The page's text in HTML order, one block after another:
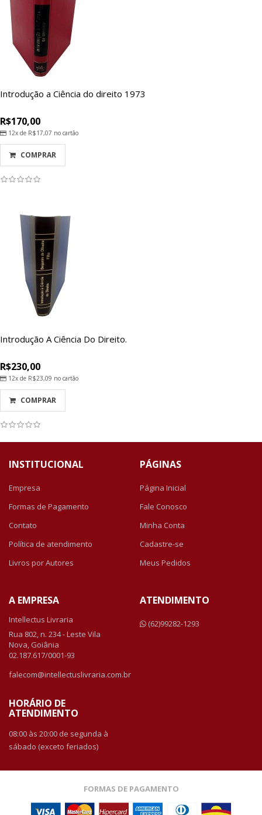
Introdução a Ciência do direito 1973
R$170,00
12x de R$17,07 no cartão
COMPRAR
Introdução A Ciência Do Direito.
R$230,00
12x de R$23,09 no cartão
COMPRAR
INSTITUCIONAL
Empresa
Formas de Pagamento
Contato
Política de atendimento
Livros por Autores
PÁGINAS
Página Inicial
Fale Conosco
Minha Conta
Cadastre-se
Meus Pedidos
A EMPRESA
Intellectus Livraria
Rua 802, n. 234 - Leste Vila
Nova, Goiânia
02.187.617/0001-93
falecom@intellectuslivraria.com.br
HORÁRIO DE
ATENDIMENTO
08:00 às 20:00 de segunda à
sábado (exceto feriados)
ATENDIMENTO
(62)99282-1293
FORMAS DE PAGAMENTO